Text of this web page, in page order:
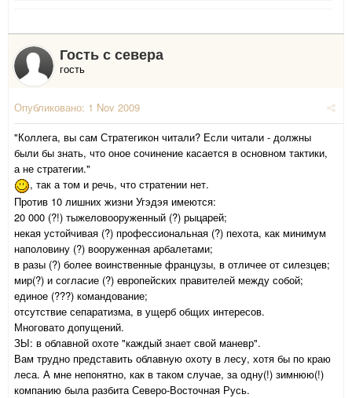
Гость с севера
гость
Опубликовано: 1 Nov 2009
"Коллега, вы сам Стратегикон читали? Если читали - должны
были бы знать, что оное сочинение касается в основном тактики,
а не стратегии."
, так а том и речь, что стратении нет.
Против 10 лишних жизни Угэдэя имеются:
20 000 (?!) тыжеловооруженный (?) рыцарей;
некая устойчивая (?) профессиональная (?) пехота, как минимум
наполовину (?) вооруженная арбалетами;
в разы (?) более воинственные французы, в отличее от силезцев;
мир(?) и согласие (?) европейских правителей между собой;
единое (???) командование;
отсутствие сепаратизма, в ущерб общих интересов.
Многовато допущений.
ЗЫ: в облавной охоте "каждый знает свой маневр".
Вам трудно представить облавную охоту в лесу, хотя бы по краю
леса. А мне непонятно, как в таком случае, за одну(!) зимнюю(!)
компанию была разбита Северо-Восточная Русь.